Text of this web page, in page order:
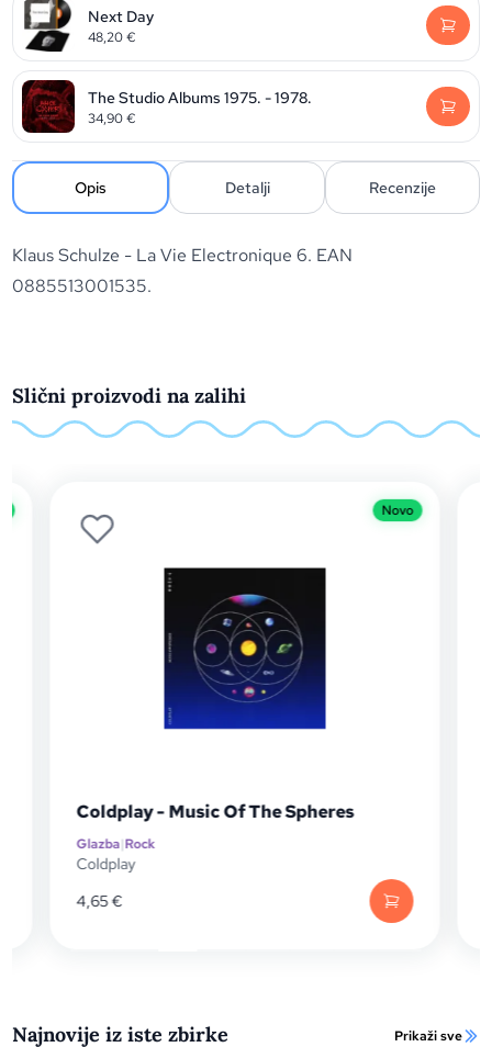
Next Day
48,20€
The Studio Albums 1975. - 1978.
34,90€
Opis Detalji Recenzije
Klaus Schulze - La Vie Electronique 6. EAN
0885513001535.
Slični proizvodi na zalihi
Novo
Coldplay - Music Of The Spheres
Glazba|Rock
Coldplay
4,65€
Najnovije iz iste zbirke Prikaži sve